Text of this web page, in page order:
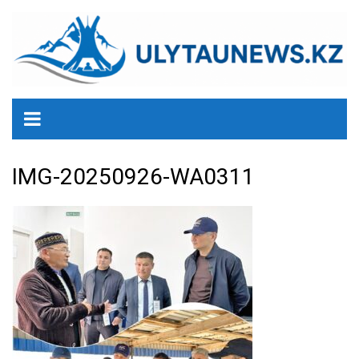
содержанию
IMG-20250926-WA0311